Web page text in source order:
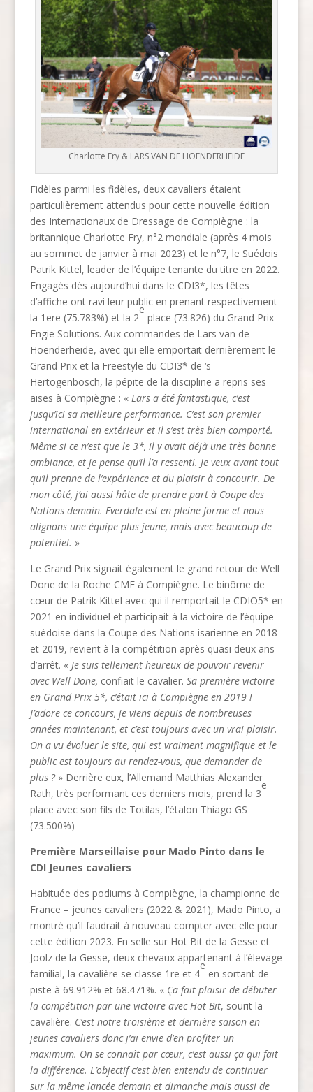
Charlotte Fry & LARS VAN DE HOENDERHEIDE
Fidèles parmi les fidèles, deux cavaliers étaient
particulièrement attendus pour cette nouvelle édition
des Internationaux de Dressage de Compiègne : la
britannique Charlotte Fry, n°2 mondiale (après 4 mois
au sommet de janvier à mai 2023) et le n°7, le Suédois
Patrik Kittel, leader de l’équipe tenante du titre en 2022.
Engagés dès aujourd’hui dans le CDI3*, les têtes
d’affiche ont ravi leur public en prenant respectivement
la 1ere (75.783%) et la 2
e
place (73.826) du Grand Prix
Engie Solutions. Aux commandes de Lars van de
Hoenderheide, avec qui elle emportait dernièrement le
Grand Prix et la Freestyle du CDI3* de ‘s-
Hertogenbosch, la pépite de la discipline a repris ses
aises à Compiègne : « Lars a été fantastique, c’est
jusqu’ici sa meilleure performance. C’est son premier
international en extérieur et il s’est très bien comporté.
Même si ce n’est que le 3*, il y avait déjà une très bonne
ambiance, et je pense qu’il l’a ressenti. Je veux avant tout
qu’il prenne de l’expérience et du plaisir à concourir. De
mon côté, j’ai aussi hâte de prendre part à Coupe des
Nations demain. Everdale est en pleine forme et nous
alignons une équipe plus jeune, mais avec beaucoup de
potentiel. »
Le Grand Prix signait également le grand retour de Well
Done de la Roche CMF à Compiègne. Le binôme de
cœur de Patrik Kittel avec qui il remportait le CDIO5* en
2021 en individuel et participait à la victoire de l’équipe
suédoise dans la Coupe des Nations isarienne en 2018
et 2019, revient à la compétition après quasi deux ans
d’arrêt. « Je suis tellement heureux de pouvoir revenir
avec Well Done, confiait le cavalier. Sa première victoire
en Grand Prix 5*, c’était ici à Compiègne en 2019 !
J’adore ce concours, je viens depuis de nombreuses
années maintenant, et c’est toujours avec un vrai plaisir.
On a vu évoluer le site, qui est vraiment magnifique et le
public est toujours au rendez-vous, que demander de
plus ?» Derrière eux, l’Allemand Matthias Alexander
Rath, très performant ces derniers mois, prend la 3
e
place avec son fils de Totilas, l’étalon Thiago GS
(73.500%)
Première Marseillaise pour Mado Pinto dans le
CDI Jeunes cavaliers
Habituée des podiums à Compiègne, la championne de
France – jeunes cavaliers (2022 & 2021), Mado Pinto, a
montré qu’il faudrait à nouveau compter avec elle pour
cette édition 2023. En selle sur Hot Bit de la Gesse et
Joolz de la Gesse, deux chevaux appartenant à l’élevage
familial, la cavalière se classe 1re et 4
e
en sortant de
piste à 69.912% et 68.471%. « Ça fait plaisir de débuter
la compétition par une victoire avec Hot Bit, sourit la
cavalière. C’est notre troisième et dernière saison en
jeunes cavaliers donc j’ai envie d’en profiter un
maximum. On se connaît par cœur, c’est aussi ça qui fait
la différence. L’objectif c’est bien entendu de continuer
sur la même lancée demain et dimanche mais aussi de